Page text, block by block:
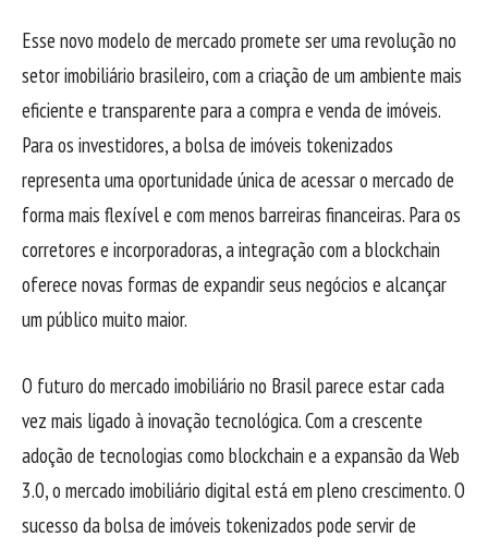
Esse novo modelo de mercado promete ser uma revolução no
setor imobiliário brasileiro, com a criação de um ambiente mais
eficiente e transparente para a compra e venda de imóveis.
Para os investidores, a bolsa de imóveis tokenizados
representa uma oportunidade única de acessar o mercado de
forma mais flexível e com menos barreiras financeiras. Para os
corretores e incorporadoras, a integração com a blockchain
oferece novas formas de expandir seus negócios e alcançar
um público muito maior.
O futuro do mercado imobiliário no Brasil parece estar cada
vez mais ligado à inovação tecnológica. Com a crescente
adoção de tecnologias como blockchain e a expansão da Web
3.0, o mercado imobiliário digital está em pleno crescimento. O
sucesso da bolsa de imóveis tokenizados pode servir de